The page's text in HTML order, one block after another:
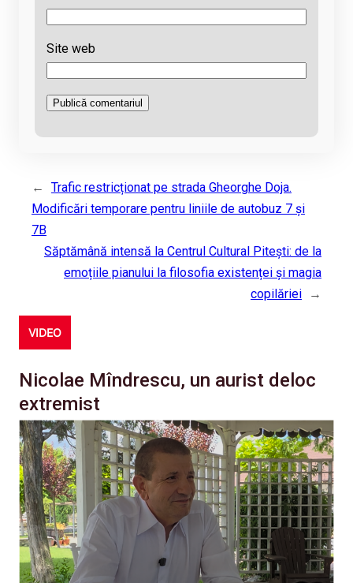
Site web
←
Trafic restricționat pe strada Gheorghe Doja.
Modificări temporare pentru liniile de autobuz 7 și
7B
Săptămână intensă la Centrul Cultural Pitești: de la
emoțiile pianului la filosofia existenței și magia
copilăriei
→
VIDEO
Nicolae Mîndrescu, un aurist deloc
extremist